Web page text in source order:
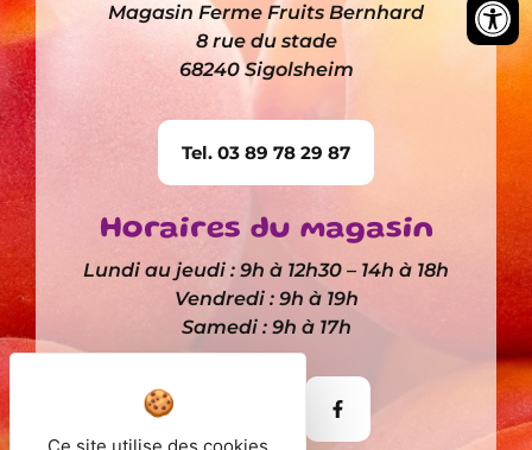
Magasin Ferme Fruits Bernhard
8 rue du stade
68240 Sigolsheim
Tel. 03 89 78 29 87
Horaires du magasin
Lundi au jeudi : 9h à 12h30 – 14h à 18h
Vendredi : 9h à 19h
Samedi : 9h à 17h